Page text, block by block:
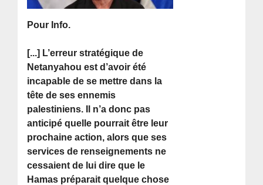
Pour Info.
[...] L’erreur stratégique de
Netanyahou est d’avoir été
incapable de se mettre dans la
tête de ses ennemis
palestiniens. Il n’a donc pas
anticipé quelle pourrait être leur
prochaine action, alors que ses
services de renseignements ne
cessaient de lui dire que le
Hamas préparait quelque chose